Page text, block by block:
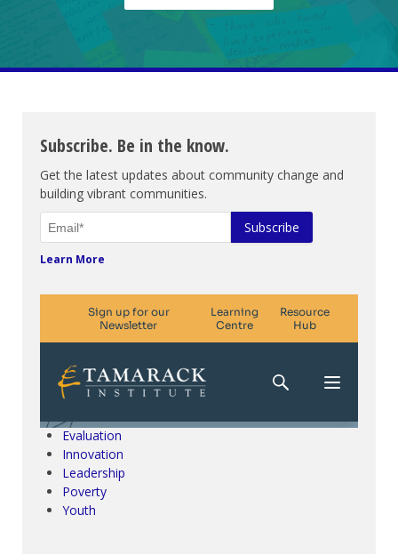
Subscribe. Be in the know.
Get the latest updates about community change and
building vibrant communities.
Learn More
Climate Change & SDGs
Collective Impact
Community Engagement
Evaluation
Innovation
Leadership
Poverty
Youth